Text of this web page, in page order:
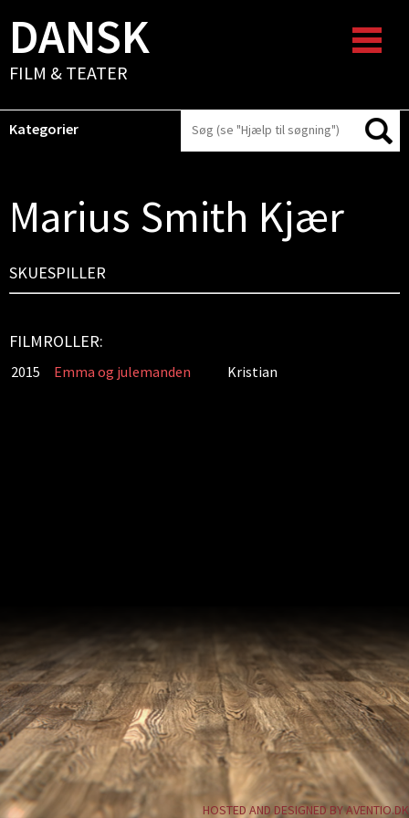
DANSK
FILM & TEATER
Kategorier
Marius Smith Kjær
SKUESPILLER
FILMROLLER:
2015 Emma og julemanden Kristian
HOSTED AND DESIGNED BY AVENTIO.DK